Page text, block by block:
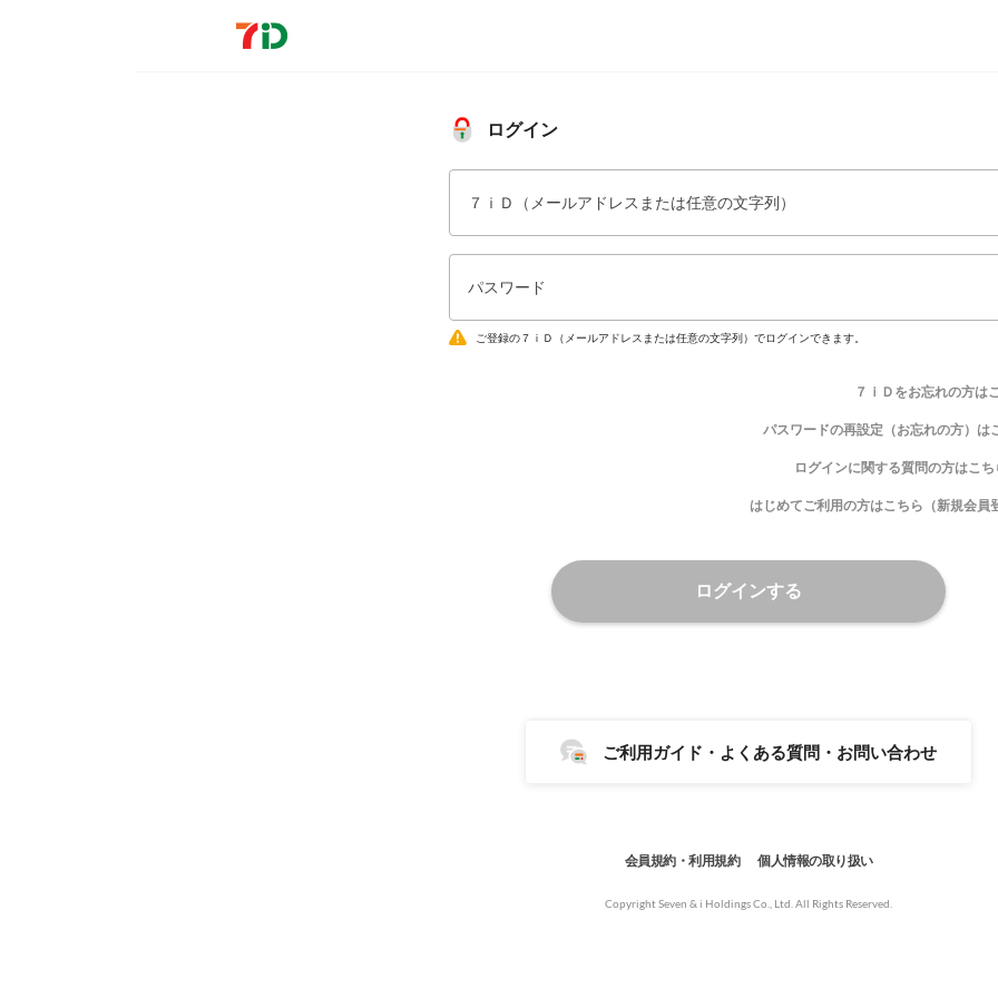
ログイン
７ｉＤ（メールアドレスまたは任意の文字列）
パスワード
ご登録の７ｉＤ（メールアドレスまたは任意の文字列）でログインできます。
７ｉＤをお忘れの方は
パスワードの再設定（お忘れの方）は
ログインに関する質問の方はこち
はじめてご利用の方はこちら（新規会員
ログインする
ご利用ガイド・よくある質問・お問い合わせ
会員規約・利用規約 個人情報の取り扱い
Copyright Seven & i Holdings Co., Ltd. All Rights Reserved.